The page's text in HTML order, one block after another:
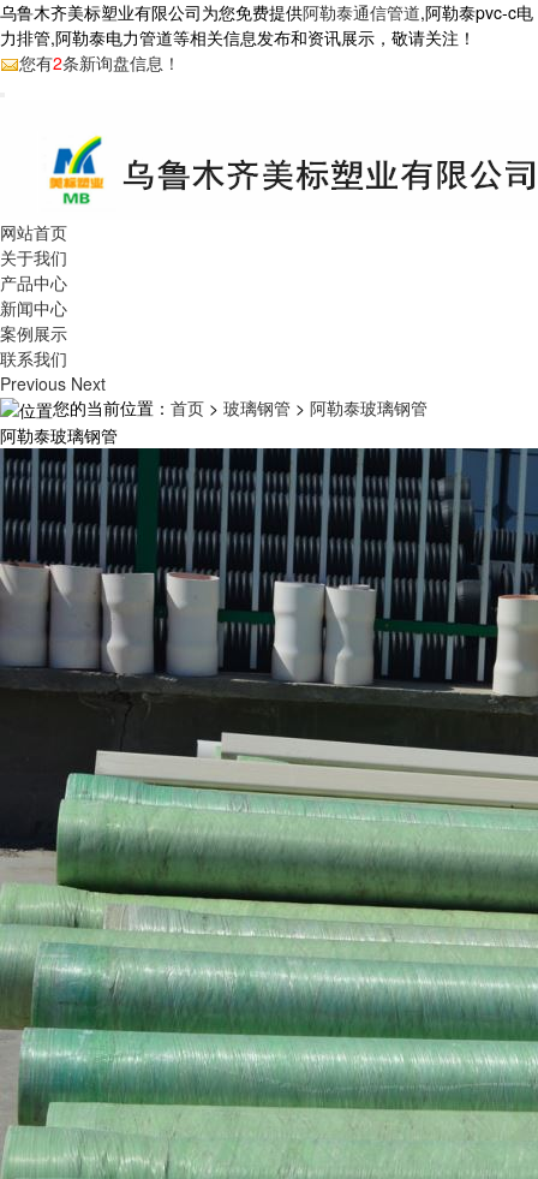
乌鲁木齐美标塑业有限公司为您免费提供阿勒泰通信管道,阿勒泰pvc-c电
力排管,阿勒泰电力管道等相关信息发布和资讯展示，敬请关注！
您有2条新询盘信息！
网站首页
关于我们
产品中心
新闻中心
案例展示
联系我们
Previous Next
您的当前位置： 首页 > 玻璃钢管 > 阿勒泰玻璃钢管
阿勒泰玻璃钢管